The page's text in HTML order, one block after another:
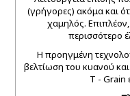
(γρήγορες) ακόμα και
χαμηλός.
περισσότερο
Η προηγμένη
βελτίωση του κυανού
T - Grain